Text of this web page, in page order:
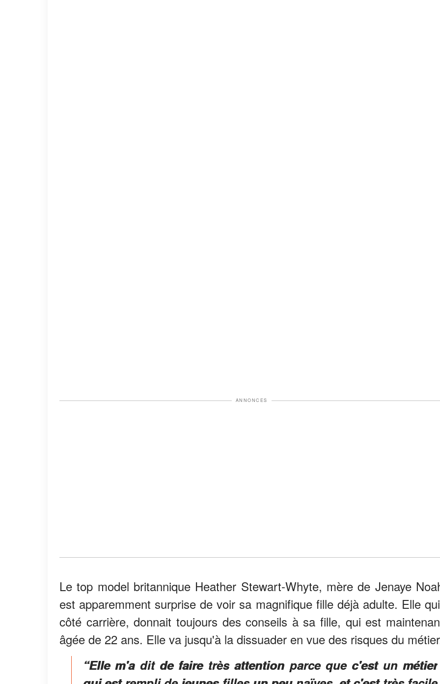
ANNONCES
Le top model britannique Heather Stewart-Whyte, mère de Jenaye
est apparemment surprise de voir sa magnifique fille déjà adulte. Elle
côté carrière, donnait toujours des conseils à sa fille, qui est
âgée de 22 ans. Elle va jusqu'à la dissuader en vue des risques du
“Elle m'a dit de faire très attention parce que c'est un métier